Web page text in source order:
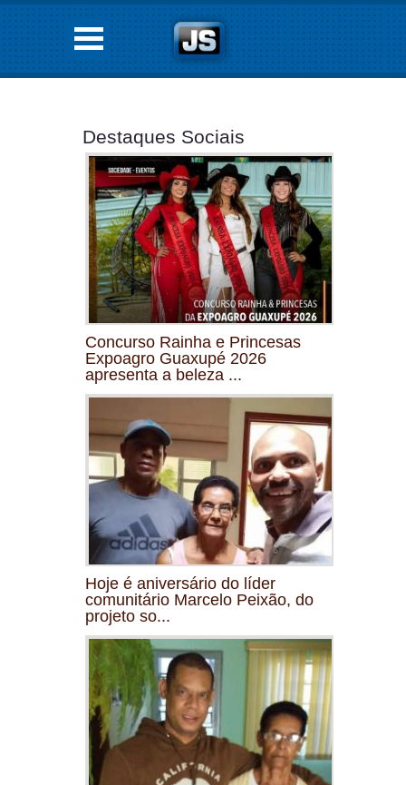
Destaques Sociais
Concurso Rainha e Princesas
Expoagro Guaxupé 2026
apresenta a beleza ...
Hoje é aniversário do líder
comunitário Marcelo Peixão, do
projeto so...